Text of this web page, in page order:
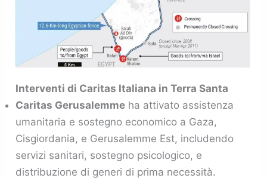
Interventi di Caritas Italiana in Terra Santa
Caritas Gerusalemme ha attivato assistenza
umanitaria e sostegno economico a Gaza,
Cisgiordania, e Gerusalemme Est, includendo
servizi sanitari, sostegno psicologico, e
distribuzione di generi di prima necessità.